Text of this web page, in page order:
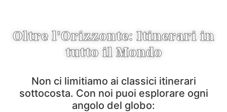
Oltre l'Orizzonte: Itinerari in
tutto il Mondo
Non ci limitiamo ai classici itinerari
sottocosta. Con noi puoi esplorare ogni
angolo del globo: